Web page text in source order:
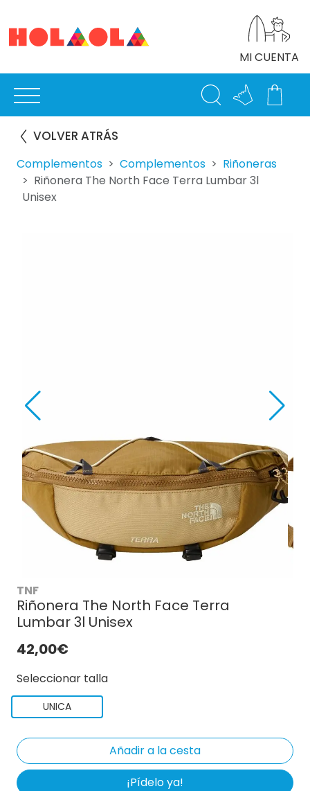
MI CUENTA
VOLVER ATRÁS
Complementos Complementos
Riñoneras
Riñonera The North Face Terra Lumbar 3l
Unisex
TNF
Riñonera The North Face Terra
Lumbar 3l Unisex
42,00€
Seleccionar talla
UNICA
¡Pídelo ya!